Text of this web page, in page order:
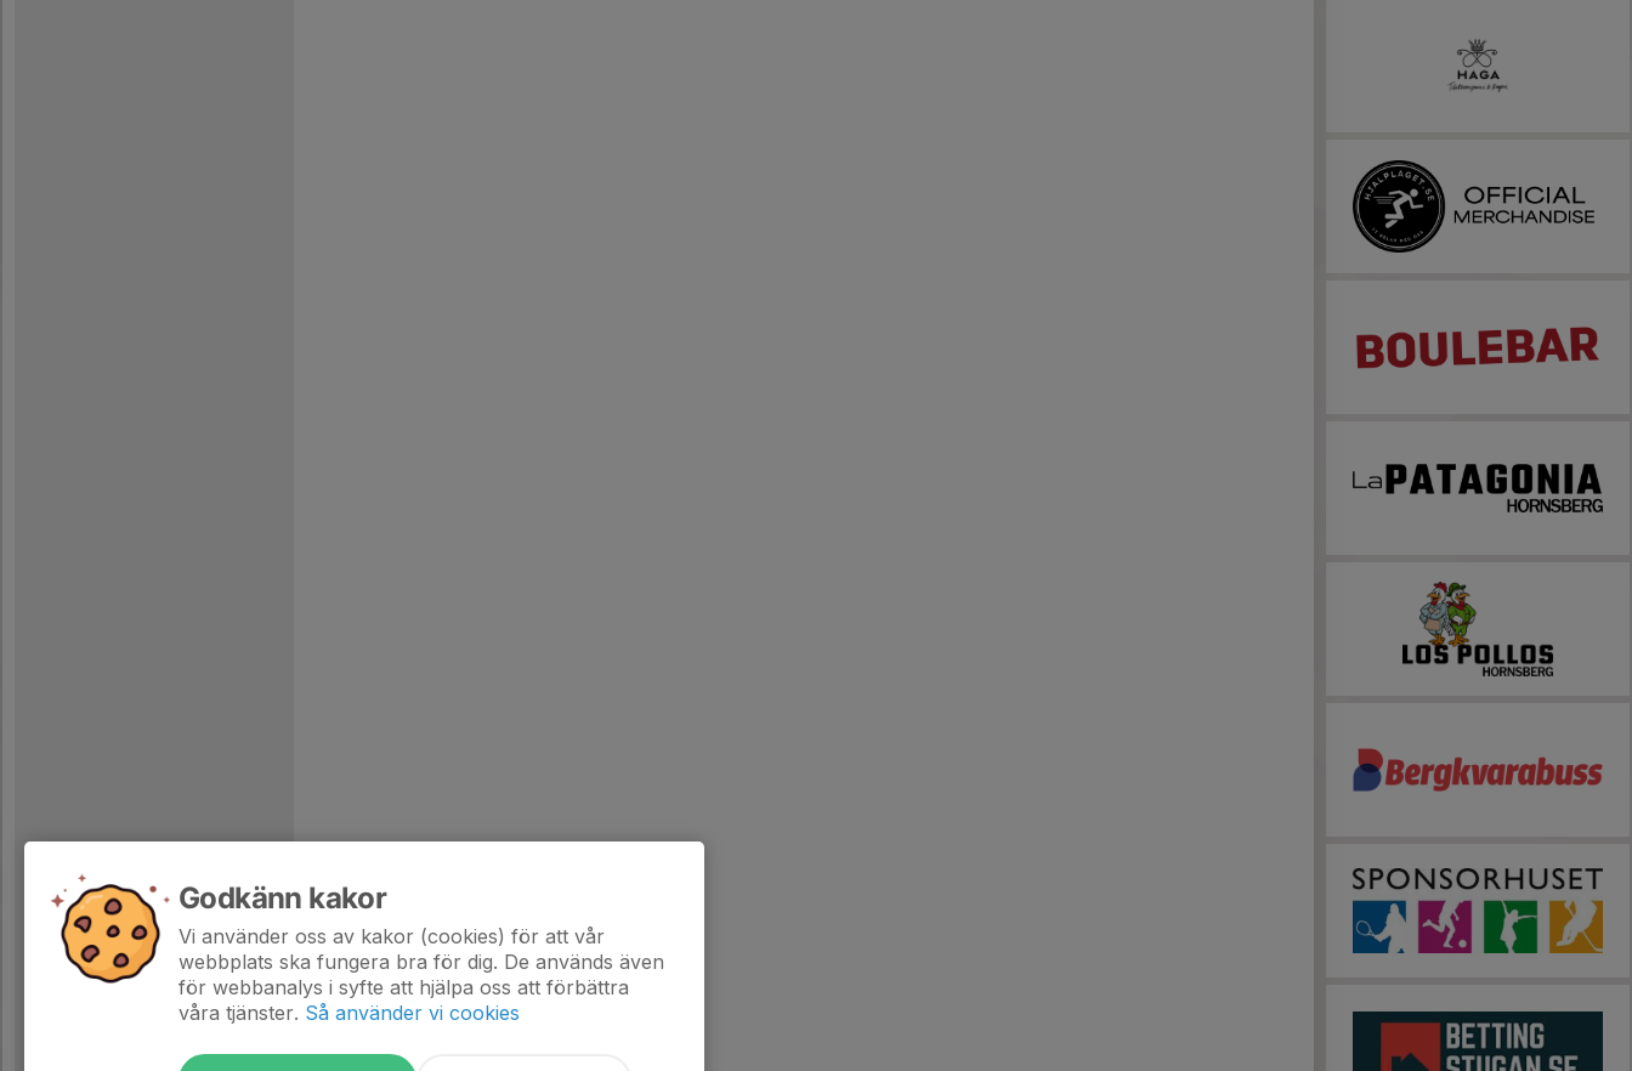
Godkänn kakor
Vi använder oss av kakor (cookies) för att vår
webbplats ska fungera bra för dig. De används även
för webbanalys i syfte att hjälpa oss att förbättra
våra tjänster. Så använder vi cookies